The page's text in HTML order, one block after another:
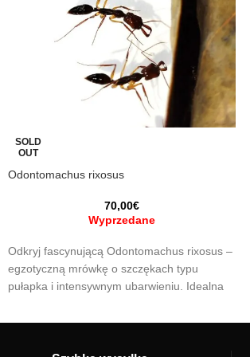
SOLD
OUT
Odontomachus rixosus
70,00€
Wyprzedane
Odkryj fascynującą Odontomachus rixosus –
egzotyczną mrówkę o szczękach typu
pułapka i intensywnym ubarwieniu. Idealna
aktywna, drapieżna i łatwa w obserwacji.